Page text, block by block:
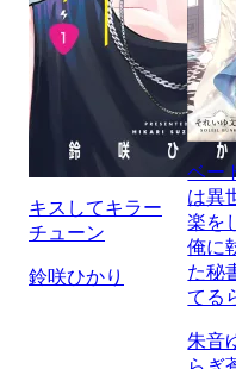
キスしてキラー
チューン
鈴咲ひかり
ベー
は異
楽を
俺に
た秘
てる
朱音